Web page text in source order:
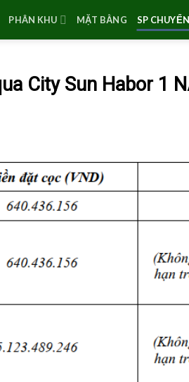
PHÂN KHU MẶT BẰNG SP
City Sun Habor 1